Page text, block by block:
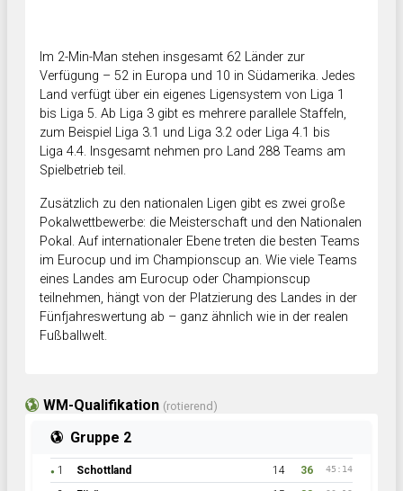
Im 2-Min-Man stehen insgesamt 62 Länder zur
Verfügung – 52 in Europa und 10 in Südamerika. Jedes
Land verfügt über ein eigenes Ligensystem von Liga 1
bis Liga 5. Ab Liga 3 gibt es mehrere parallele Staffeln,
zum Beispiel Liga 3.1 und Liga 3.2 oder Liga 4.1 bis
Liga 4.4. Insgesamt nehmen pro Land 288 Teams am
Spielbetrieb teil.
Zusätzlich zu den nationalen Ligen gibt es zwei große
Pokalwettbewerbe: die Meisterschaft und den Nationalen
Pokal. Auf internationaler Ebene treten die besten Teams
im Eurocup und im Championscup an. Wie viele Teams
eines Landes am Eurocup oder Championscup
teilnehmen, hängt von der Platzierung des Landes in der
Fünfjahreswertung ab – ganz ähnlich wie in der realen
Fußballwelt.
WM-Qualifikation (rotierend)
Gruppe 2
● 1 Schottland 14 36 45:14